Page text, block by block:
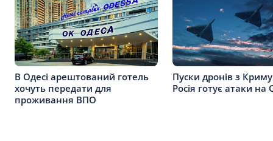
В Одесі арештований готель
хочуть передати для
проживання ВПО
Пуски дронів з
Росія готує атаки